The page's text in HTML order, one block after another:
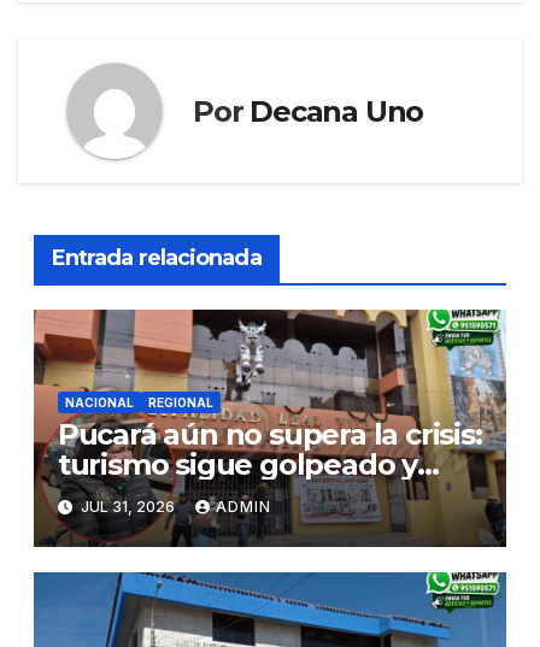
Por Decana Uno
Entrada relacionada
NACIONAL REGIONAL
Pucará aún no supera la crisis:
turismo sigue golpeado y
alcaldesa exige al nuevo
Gobierno fondos para obras
paralizadas
JUL 31, 2026 ADMIN